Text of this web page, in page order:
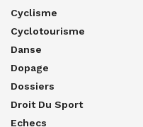
Cyclisme
Cyclotourisme
Danse
Dopage
Dossiers
Droit Du Sport
Echecs